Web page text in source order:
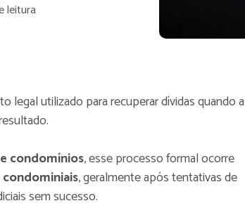
legal utilizado para recuperar dívidas quando
condomínios, esse processo formal ocorre
, geralmente após tentativas de
sem sucesso.